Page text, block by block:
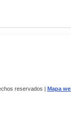
reservados | Mapa